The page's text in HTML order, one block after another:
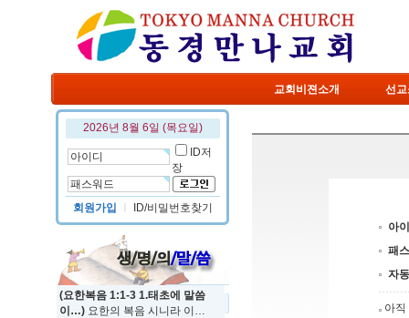
교회비젼소개 선
2026년 8월 6일 (목요일)
ID저
장
회원가입 ID/비밀번호찾기
(요한복음 1:1-3 1.태초에 말씀
이…) 요한의 복음 시니라 이…
아
패
자
아